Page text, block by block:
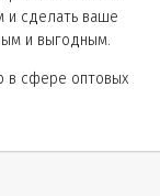
и сделать ваше
и выгодным.
в сфере оптовых